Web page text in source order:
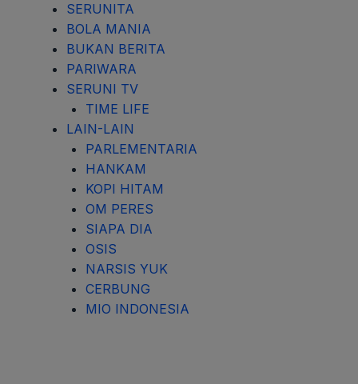
SERUNITA
BOLA MANIA
BUKAN BERITA
PARIWARA
SERUNI TV
TIME LIFE
LAIN-LAIN
PARLEMENTARIA
HANKAM
KOPI HITAM
OM PERES
SIAPA DIA
OSIS
NARSIS YUK
CERBUNG
MIO INDONESIA